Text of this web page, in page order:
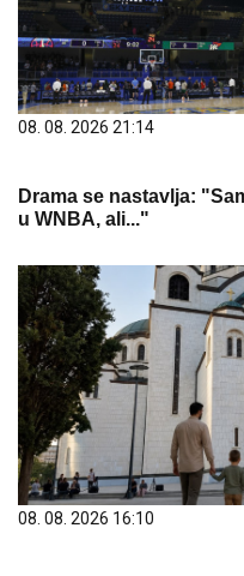
08. 08. 2026 21:14
Drama se nastavlja:
u WNBA, ali..."
08. 08. 2026 16:10